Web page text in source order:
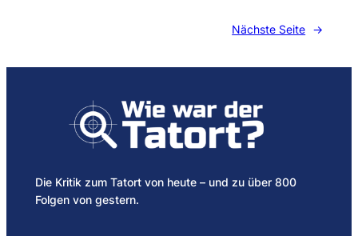
Nächste Seite →
Die Kritik zum Tatort von heute – und zu über 800
Folgen von gestern.